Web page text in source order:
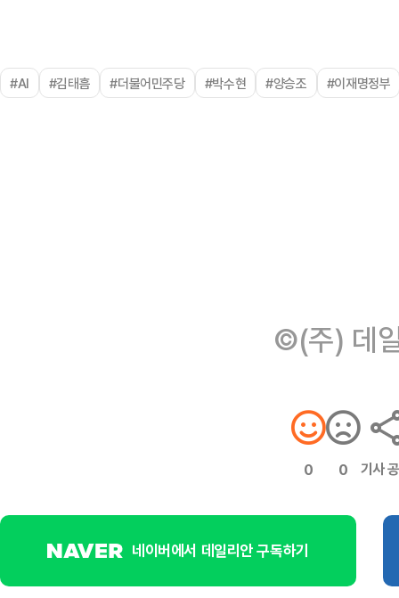
#AI #김태흠 #더불어민주당 #박수현 #양승조 #이재명정부
©(주) 데
0 0 기사
네이버에서 데일리안 구독하기